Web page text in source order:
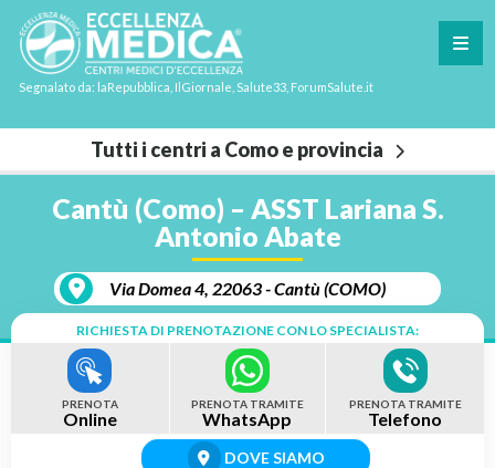
Segnalato da: laRepubblica, IlGiornale, Salute33, ForumSalute.it
Tutti i centri a Como e provincia
Cantù (Como) – ASST Lariana S.
Antonio Abate
Via Domea 4, 22063 - Cantù (COMO)
RICHIESTA DI PRENOTAZIONE CON LO SPECIALISTA:
PRENOTA
Online
PRENOTA TRAMITE
WhatsApp
PRENOTA TRAMITE
Telefono
DOVE SIAMO